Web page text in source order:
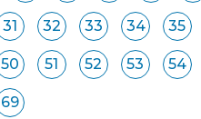
31 32 33 34 35
50 51 52 53 54
69